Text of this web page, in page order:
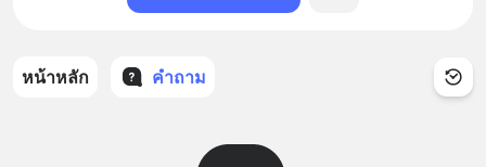
หน้าหลัก คำถาม